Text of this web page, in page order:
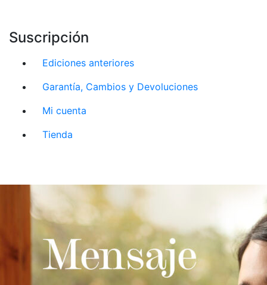
Suscripción
Ediciones anteriores
Garantía, Cambios y Devoluciones
Mi cuenta
Tienda